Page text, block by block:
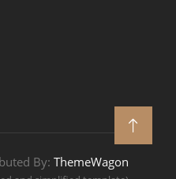
By: ThemeWagon